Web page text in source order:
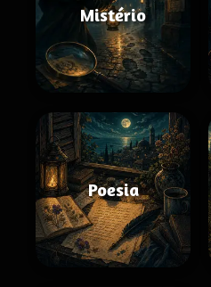
Mistério
Poesia